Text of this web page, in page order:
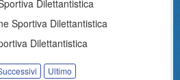
Dilettantistica
Sportiva Dilettantistica
Dilettantistica
Ultimo